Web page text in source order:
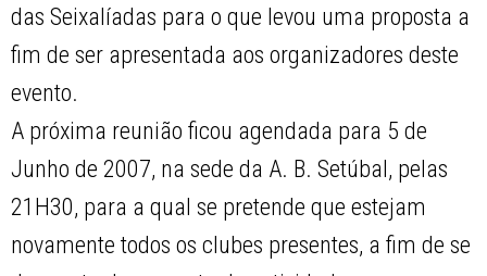
das Seixalíadas para o que levou uma proposta a
fim de ser apresentada aos organizadores deste
evento.
A próxima reunião ficou agendada para 5 de
Junho de 2007, na sede da A. B. Setúbal, pelas
21H30, para a qual se pretende que estejam
novamente todos os clubes presentes, a fim de se